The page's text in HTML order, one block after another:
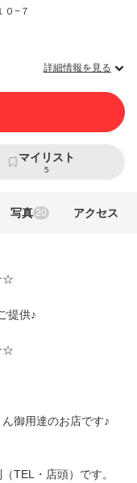
０−７
詳細情報を見る
マイリスト
5
写真 20 アクセス
提供♪
御用達のお店です♪
TEL・店頭）です。